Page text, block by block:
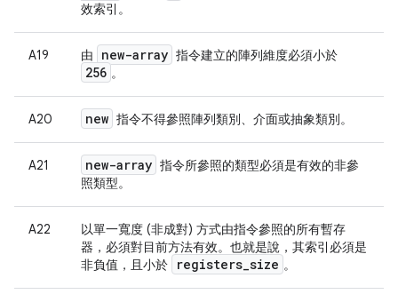
效索引。
A19 由 new-array 指令建立的陣列維度必須小於
256 。
A20 new 指令不得參照陣列類別、介面或抽象類別。
A21 new-array 指令所參照的類型必須是有效的非參
照類型。
A22
以單一寬度 (非成對) 方式由指令參照的所有暫存
器，必須對目前方法有效。也就是說，其索引必須是
非負值，且小於
registers_size 。